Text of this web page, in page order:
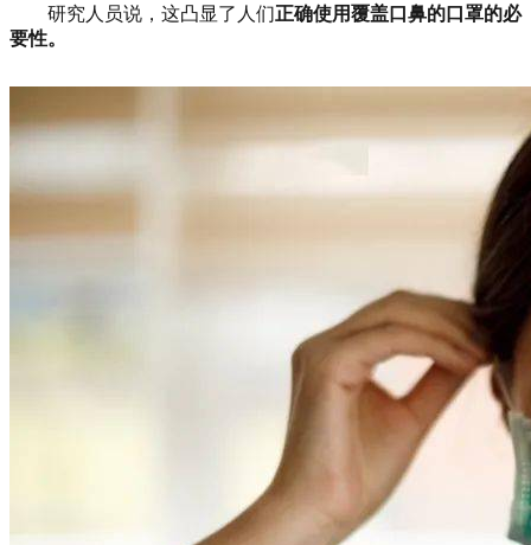
研究人员说，这凸显了人们正确使用覆盖口鼻的口罩的必
要性。